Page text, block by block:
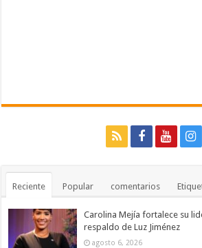
Reciente Popular comentarios
Carolina Mejía fortalece su
respaldo de Luz Jiménez
agosto 6, 2026